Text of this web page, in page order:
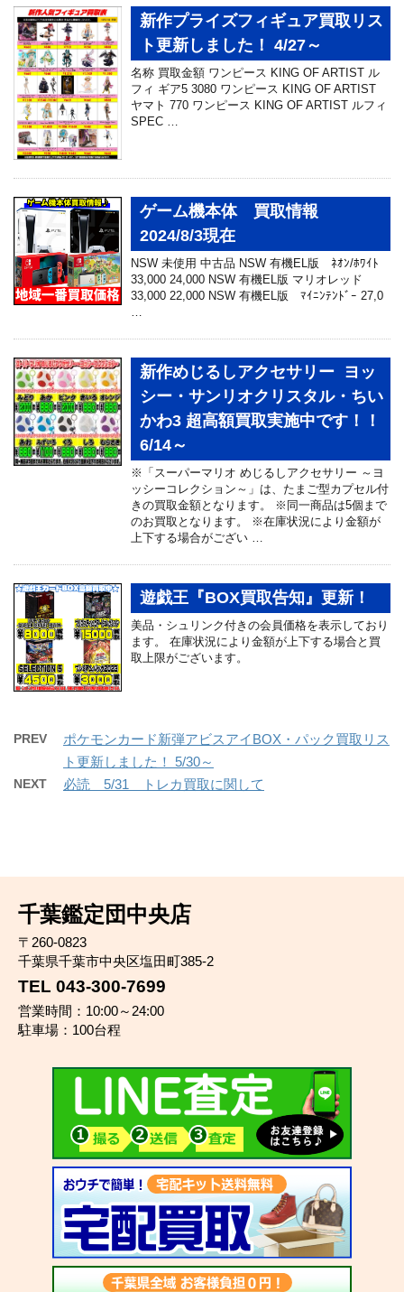
新作プライズフィギュア買取リス
ト更新しました！ 4/27～
名称 買取金額 ワンピース KING OF ARTIST ル
フィ ギア5 3080 ワンピース KING OF ARTIST
ヤマト 770 ワンピース KING OF ARTIST ルフィ
SPEC …
ゲーム機本体 買取情報
2024/8/3現在
NSW 未使用 中古品 NSW 有機EL版 ﾈｵﾝ/ﾎﾜｲﾄ
33,000 24,000 NSW 有機EL版 マリオレッド
33,000 22,000 NSW 有機EL版 ﾏｲﾆﾝﾃﾝﾄﾞｰ 27,0
新作めじるしアクセサリー ヨッ
シー・サンリオクリスタル・ちい
かわ3 超高額買取実施中です！！
6/14～
※「スーパーマリオ めじるしアクセサリー ～ヨ
ッシーコレクション～」は、たまご型カプセル付
きの買取金額となります。 ※同一商品は5個まで
のお買取となります。 ※在庫状況により金額が
上下する場合がござい …
遊戯王『BOX買取告知』更新！
美品・シュリンク付きの会員価格を表示しており
ます。 在庫状況により金額が上下する場合と買
取上限がございます。
PREV
ポケモンカード新弾アビスアイBOX・パック買取リス
ト更新しました！ 5/30～
NEXT 必読 5/31 トレカ買取に関して
千葉鑑定団中央店
〒260-0823
千葉県千葉市中央区塩田町385-2
TEL 043-300-7699
営業時間：10:00～24:00
駐車場：100台程